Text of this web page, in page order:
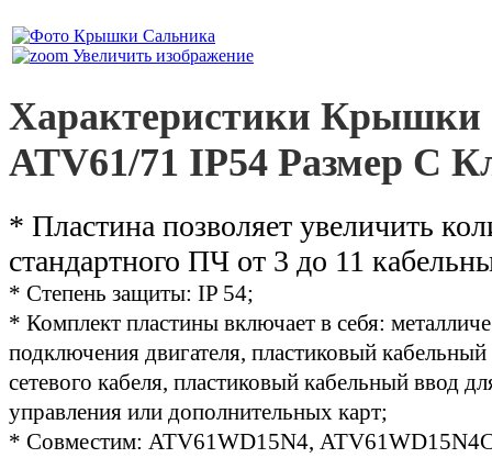
Увеличить изображение
Характеристики Крышки
ATV61/71 IP54 Размер C
* Пластина позволяет увеличить
стандартного ПЧ от 3 до 11
* Степень защиты: IP 54;
* Комплект пластины включает в себя:
подключения двигателя, пластиковый
сетевого кабеля, пластиковый кабельный ввод
управления или дополнительных карт;
* Совместим: ATV61WD15N4,